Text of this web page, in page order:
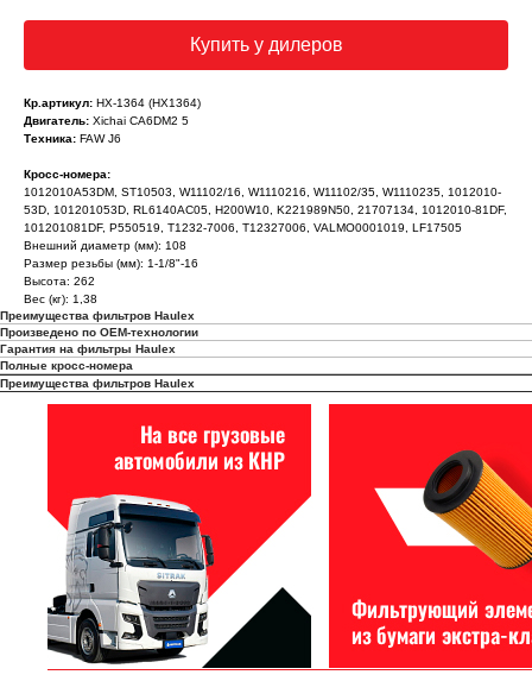
Купить у дилеров
Кр.артикул: HX-1364 (HX1364)
Двигатель: Xichai CA6DM2 5
Техника: FAW J6
Кросс-номера:
1012010A53DM, ST10503, W11102/16, W1110216, W11102/35, W1110235, 1012010-
53D, 101201053D, RL6140AC05, H200W10, K221989N50, 21707134, 1012010-81DF,
101201081DF, P550519, T1232-7006, T12327006, VALMO0001019, LF17505
Внешний диаметр (мм): 108
Размер резьбы (мм): 1-1/8"-16
Высота: 262
Вес (кг): 1,38
Преимущества фильтров Haulex
Произведено по OEM-технологии
Гарантия на фильтры Haulex
Полные кросс-номера
Преимущества фильтров Haulex